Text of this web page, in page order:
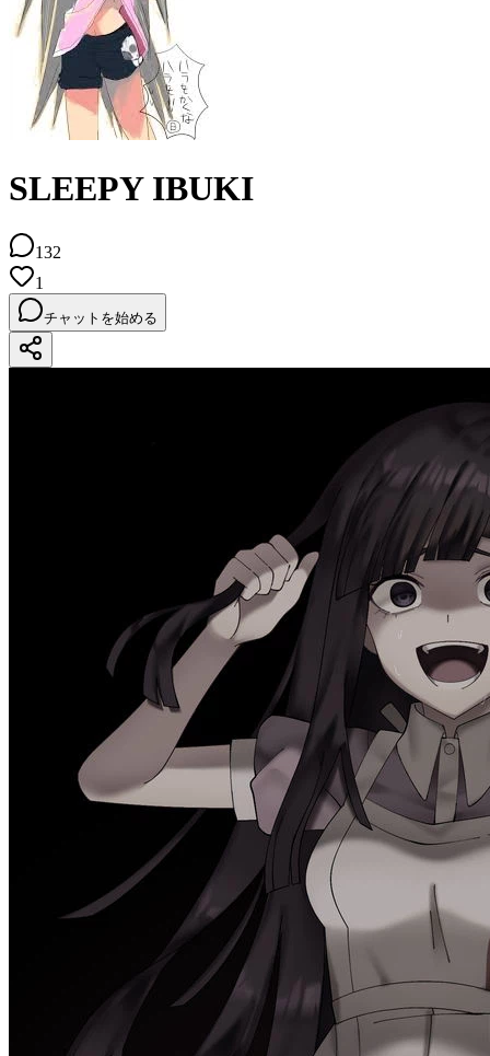
SLEEPY IBUKI
132
1
チャットを始める